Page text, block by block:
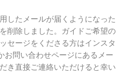
したメールが届くようになった
削除しました。ガイドご希望の
セージをくださる方はインスタ
お問い合わせページにあるメー
き直接ご連絡いただけると幸い